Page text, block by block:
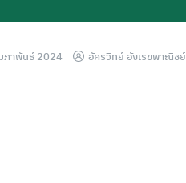
ภาพันธ์ 2024 อัครวิทย์ อังเรขพาณิชย์